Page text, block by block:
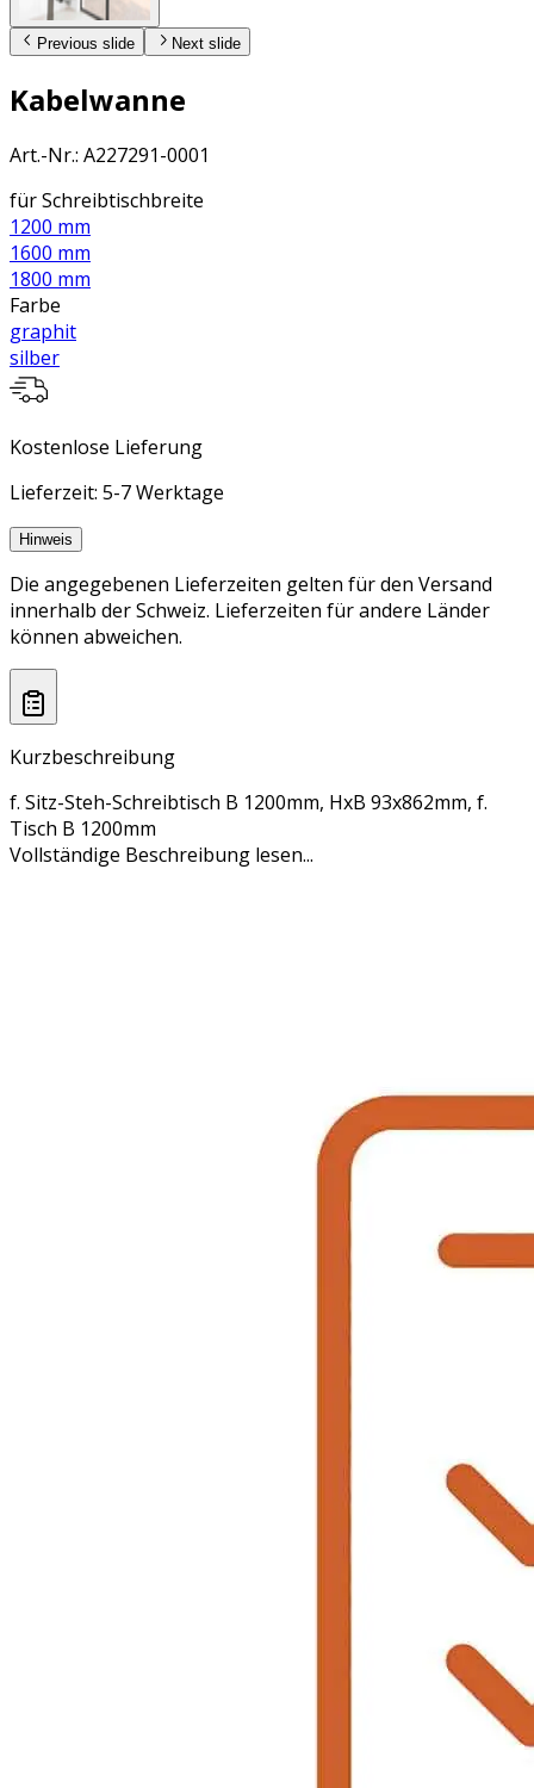
Previous slide Next slide
Kabelwanne
Art.-Nr.: A227291-0001
für Schreibtischbreite
1200 mm
1600 mm
1800 mm
Farbe
graphit
silber
Kostenlose Lieferung
Lieferzeit: 5-7 Werktage
Hinweis
Die angegebenen Lieferzeiten gelten für den Versand
innerhalb der Schweiz. Lieferzeiten für andere Länder
können abweichen.
Kurzbeschreibung
f. Sitz-Steh-Schreibtisch B 1200mm, HxB 93x862mm, f.
Tisch B 1200mm
Vollständige Beschreibung lesen...